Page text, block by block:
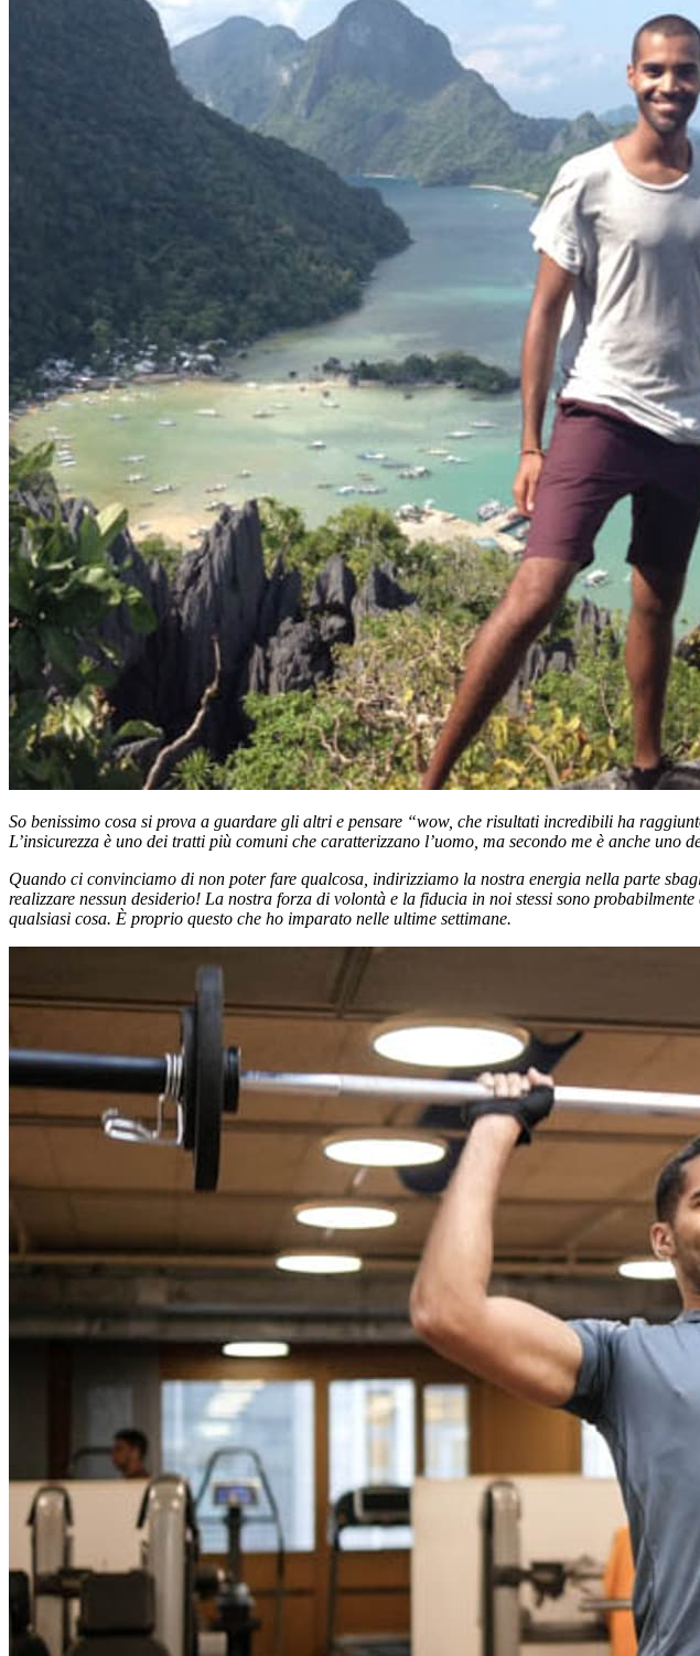
So benissimo cosa si prova a guardare gli altri e pensare “wow, che risultati incredibili ha
L’insicurezza è uno dei tratti più comuni che caratterizzano l’uomo, ma secondo me è anche
Quando ci convinciamo di non poter fare qualcosa, indirizziamo la nostra energia nella parte
realizzare nessun desiderio! La nostra forza di volontà e la fiducia in noi stessi sono
qualsiasi cosa. È proprio questo che ho imparato nelle ultime settimane.